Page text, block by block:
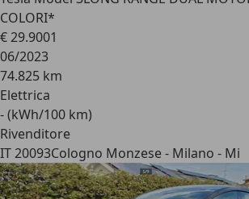
COLORI*
€ 29.9001
06/2023
74.825 km
Elettrica
- (kWh/100 km)
Rivenditore
IT 20093Cologno Monzese - Milano - Mi